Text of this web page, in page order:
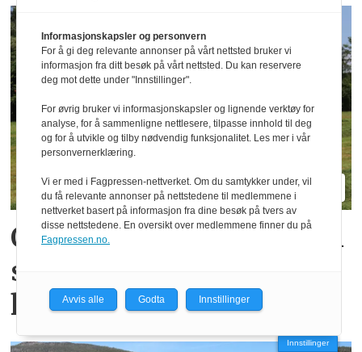
Oppgradert Boss og Profi
skal gi mer kapasitet og
komfort
Innstillinger
Informasjonskapsler og personvern
For å gi deg relevante annonser på vårt nettsted bruker vi
informasjon fra ditt besøk på vårt nettsted. Du kan reservere
deg mot dette under "Innstillinger".
For øvrig bruker vi informasjonskapsler og lignende verktøy for
analyse, for å sammenligne nettlesere, tilpasse innhold til deg
og for å utvikle og tilby nødvendig funksjonalitet. Les mer i vår
personvernerklæring.
Vi er med i Fagpressen-nettverket. Om du samtykker under, vil
du få relevante annonser på nettstedene til medlemmene i
nettverket basert på informasjon fra dine besøk på tvers av
disse nettstedene. En oversikt over medlemmene finner du på
Fagpressen.no.
Avvis alle Godta Innstillinger